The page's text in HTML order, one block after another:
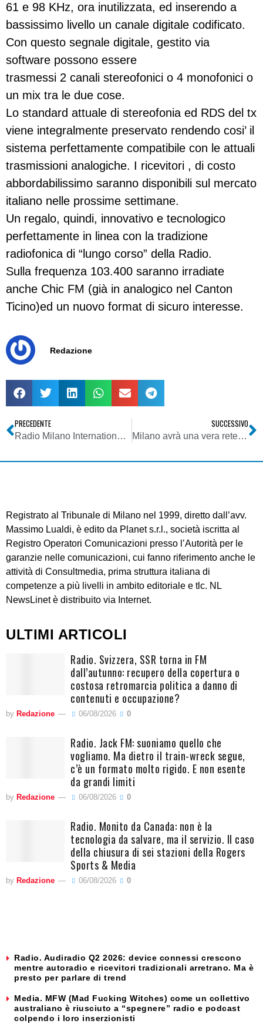
61 e 98 KHz, ora inutilizzata, ed inserendo a
bassissimo livello un canale digitale codificato.
Con questo segnale digitale, gestito via
software possono essere
trasmessi 2 canali stereofonici o 4 monofonici o
un mix tra le due cose.
Lo standard attuale di stereofonia ed RDS del tx
viene integralmente preservato rendendo cosi’ il
sistema perfettamente compatibile con le attuali
trasmissioni analogiche. I ricevitori , di costo
abbordabilissimo saranno disponibili sul mercato
italiano nelle prossime settimane.
Un regalo, quindi, innovativo e tecnologico
perfettamente in linea con la tradizione
radiofonica di “lungo corso” della Radio.
Sulla frequenza 103.400 saranno irradiate
anche Chic FM (già in analogico nel Canton
Ticino)ed un nuovo format di sicuro interesse.
Redazione
PRECEDENTE
Radio Milano International (o quel che ne resta) compie 32 anni
SUCCESSIVO
Milano avrà una vera rete WiFi?
Registrato al Tribunale di Milano nel 1999, diretto dall’avv.
Massimo Lualdi, è edito da Planet s.r.l., società iscritta al
Registro Operatori Comunicazioni presso l’Autorità per le
garanzie nelle comunicazioni, cui fanno riferimento anche le
attività di Consultmedia, prima struttura italiana di
competenze a più livelli in ambito editoriale e tlc. NL
NewsLinet è distribuito via Internet.
ULTIMI ARTICOLI
Radio. Svizzera, SSR torna in FM
dall’autunno: recupero della copertura o
costosa retromarcia politica a danno di
contenuti e occupazione?
by Redazione 06/08/2026 0
Radio. Jack FM: suoniamo quello che
vogliamo. Ma dietro il train-wreck segue,
c’è un formato molto rigido. E non esente
da grandi limiti
by Redazione 06/08/2026 0
Radio. Monito da Canada: non è la
tecnologia da salvare, ma il servizio. Il caso
della chiusura di sei stazioni della Rogers
Sports & Media
by Redazione 06/08/2026 0
Radio. Audiradio Q2 2026: device connessi crescono
mentre autoradio e ricevitori tradizionali arretrano. Ma è
presto per parlare di trend
Media. MFW (Mad Fucking Witches) come un collettivo
australiano è riusciuto a “spegnere” radio e podcast
colpendo i loro inserzionisti